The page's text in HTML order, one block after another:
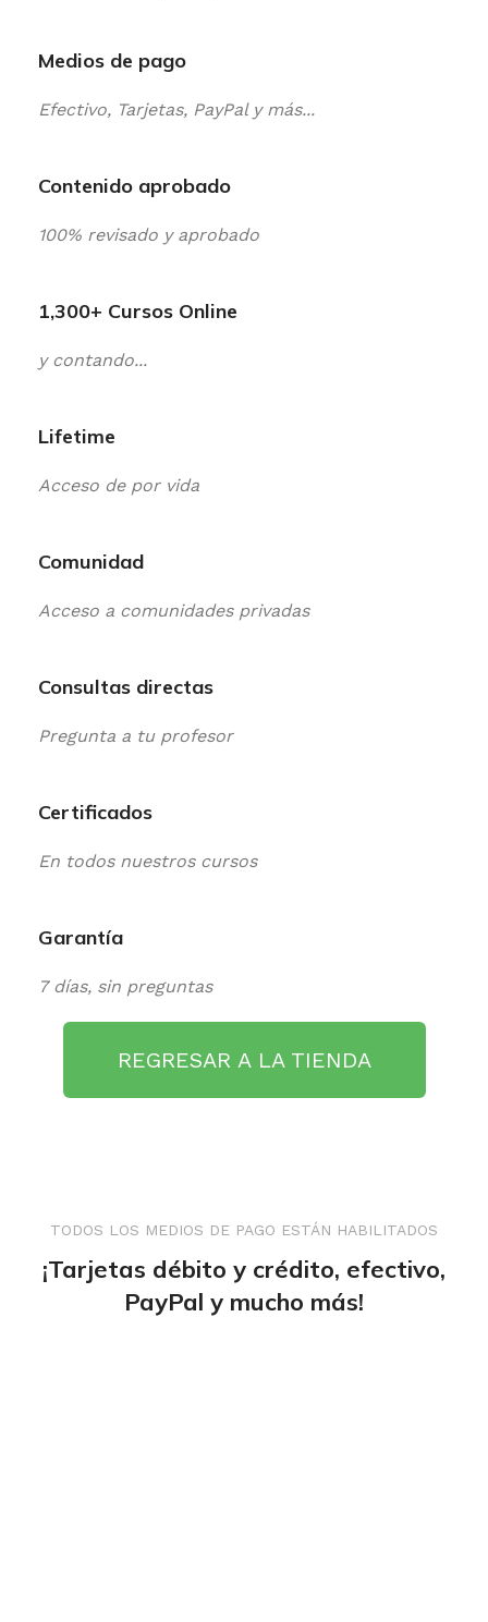
Medios de pago
Efectivo, Tarjetas, PayPal y más...
Contenido aprobado
100% revisado y aprobado
1,300+ Cursos Online
y contando...
Lifetime
Acceso de por vida
Comunidad
Acceso a comunidades privadas
Consultas directas
Pregunta a tu profesor
Certificados
En todos nuestros cursos
Garantía
7 días, sin preguntas
REGRESAR A LA TIENDA
TODOS LOS MEDIOS DE PAGO ESTÁN HABILITADOS
¡Tarjetas débito y crédito, efectivo,
PayPal y mucho más!